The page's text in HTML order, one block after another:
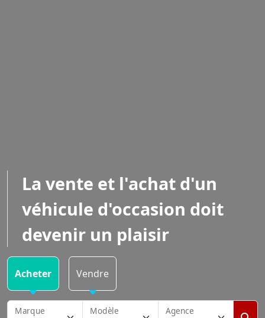
La vente et l'achat d'un
véhicule d'occasion doit
devenir un plaisir
Acheter Vendre
Marque Modèle Agence